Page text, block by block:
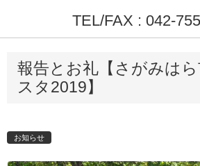
TEL/FAX : 042-
コンテンツに移動
報告とお礼【さがみは
スタ2019】
お知らせ